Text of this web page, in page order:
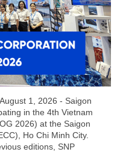
1, 2026 - Saigon
in the 4th Vietnam
2026) at the Saigon
Ho Chi Minh City.
editions, SNP